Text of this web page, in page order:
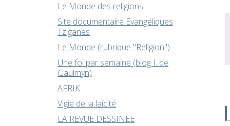
Le Monde des religions
Site documentaire Evangéliques
Tziganes
Le Monde (rubrique "Religion")
Une foi par semaine (blog I. de
Gaulmyn)
AFRIK
Vigie de la laïcité
LA REVUE DESSINEE